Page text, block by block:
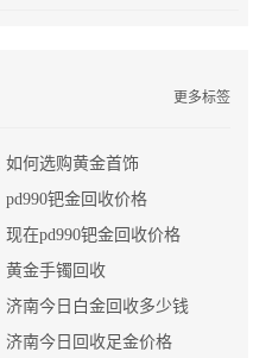
更多标签
如何选购黄金首饰
pd990钯金回收价格
现在pd990钯金回收价格
黄金手镯回收
济南今日白金回收多少钱
济南今日回收足金价格